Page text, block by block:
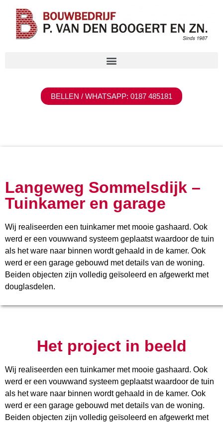
BELLEN / WHATSAPP: 0187 485181
Langeweg Sommelsdijk –
Tuinkamer en garage
Wij realiseerden een tuinkamer met mooie gashaard. Ook
werd er een vouwwand systeem geplaatst waardoor de tuin
als het ware naar binnen wordt gehaald in de kamer. Ook
werd er een garage gebouwd met details van de woning.
Beiden objecten zijn volledig geïsoleerd en afgewerkt met
douglasdelen.
Het project in beeld
Wij realiseerden een tuinkamer met mooie gashaard. Ook
werd er een vouwwand systeem geplaatst waardoor de tuin
als het ware naar binnen wordt gehaald in de kamer. Ook
werd er een garage gebouwd met details van de woning.
Beiden objecten zijn volledig geïsoleerd en afgewerkt met